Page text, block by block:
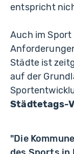
entspricht
Auch im
Städte ist
auf der
Städtetags-
"Die